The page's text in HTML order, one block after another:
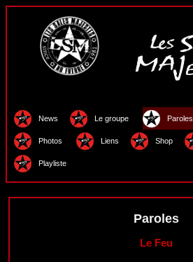
News Le groupe Paroles
Photos Liens Shop
Playliste
Paroles
Le Feu